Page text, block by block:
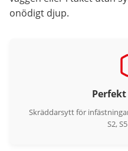
onödigt djup.
Skräddarsytt för
S2,